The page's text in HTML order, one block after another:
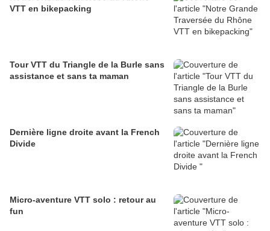
VTT en bikepacking
Tour VTT du Triangle de la Burle sans
assistance et sans ta maman
Dernière ligne droite avant la French
Divide
Micro-aventure VTT solo : retour au
fun